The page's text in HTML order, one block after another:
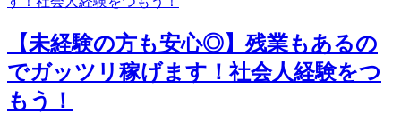
【未経験の方も安心◎】残業もあるの
でガッツリ稼げます！社会人経験をつ
もう！